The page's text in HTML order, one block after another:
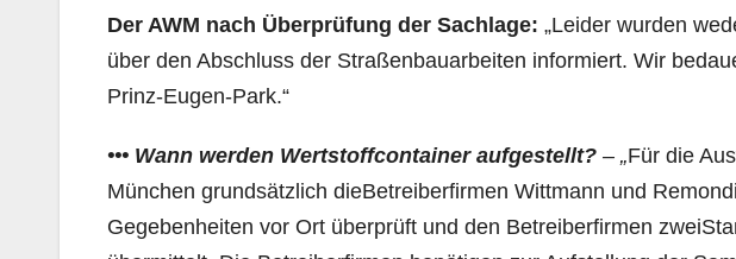
Der AWM nach Überprüfung der Sachlage: „Leider wurden
über den Abschluss der Straßenbauarbeiten informiert. Wir
Prinz-Eugen-Park.“
••• Wann werden Wertstoffcontainer aufgestellt? – „Für die
München grundsätzlich dieBetreiberfirmen Wittmann und
Gegebenheiten vor Ort überprüft und den Betreiberfirmen zwei